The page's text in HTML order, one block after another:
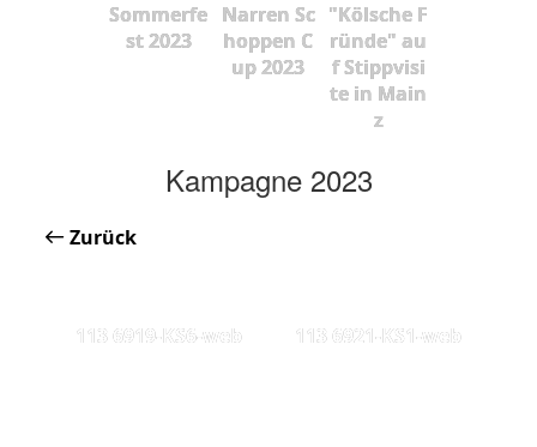
Sommerfe
st 2023
Narren Sc
hoppen C
up 2023
"Kölsche F
ründe" au
f Stippvisi
te in Main
z
Kampagne 2023
Zurück
113 6919-KS6-web 113 6921-KS1-web